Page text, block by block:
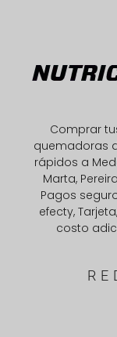
Comprar
quemadoras
rápidos a
Marta,
Pagos
efecty,
costo